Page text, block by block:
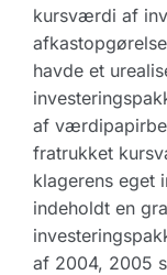
kursværdi af
havde et
af
fratrukket
klagerens eget
indeholdt en
af 2004, 2005